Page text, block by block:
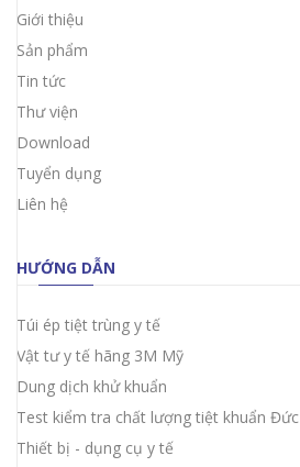
Giới thiệu
Sản phẩm
Tin tức
Thư viện
Download
Tuyển dụng
Liên hệ
HƯỚNG DẪN
Túi ép tiệt trùng y tế
Vật tư y tế hãng 3M Mỹ
Dung dịch khử khuẩn
Test kiểm tra chất lượng tiệt khuẩn Đức
Thiết bị - dụng cụ y tế